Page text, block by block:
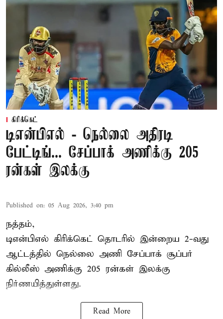
கிரிக்கெட்
டிஎன்பிஎல் - நெல்லை அதிரடி
பேட்டிங்... சேப்பாக் அணிக்கு 205
ரன்கள் இலக்கு
Published on: 05 Aug 2026, 3:40 pm
நத்தம்,
டிஎன்பிஎல் கிரிக்கெட் தொடரில் இன்றைய 2-வது
ஆட்டத்தில் நெல்லை அணி சேப்பாக் சூப்பர்
கில்லீஸ் அணிக்கு 205 ரன்கள் இலக்கு
நிர்ணயித்துள்ளது.
Read More